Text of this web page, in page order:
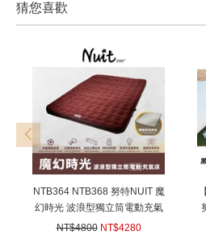
猜您喜歡
NTB364 NTB368 努特NUIT 魔
幻時光 波浪型獨立筒電動充氣
床 露營充氣床墊 電動充氣床墊
NT$4800 NT$4280
prev